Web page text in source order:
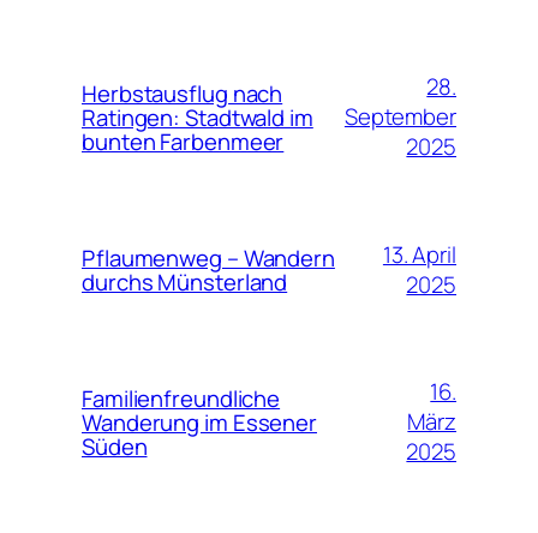
Herbstausflug nach
Ratingen: Stadtwald im
bunten Farbenmeer
28.
September
2025
Pflaumenweg – Wandern
durchs Münsterland
13. April
2025
Familienfreundliche
Wanderung im Essener
Süden
16.
März
2025